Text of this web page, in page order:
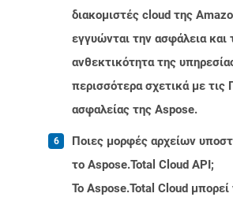
διακομιστές cloud της
εγγυώνται την ασφάλεια και
ανθεκτικότητα της
περισσότερα σχετικά με τις
ασφαλείας της Aspose.
Ποιες μορφές αρχείων
το Aspose.Total Cloud API;
Το Aspose.Total Cloud